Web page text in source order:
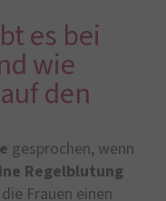
es bei
wie
den
gesprochen, wenn
Regelblutung
Frauen einen